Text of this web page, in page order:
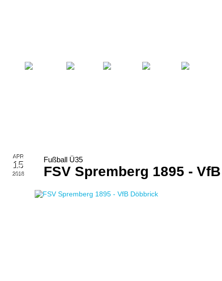
APR
15
2018
Fußball Ü35
FSV Spremberg 1895 -